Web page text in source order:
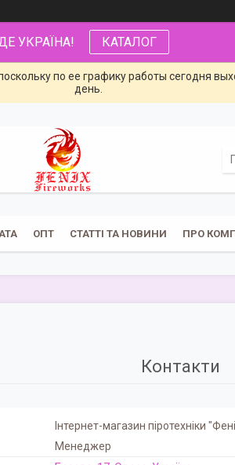
УКРАЇНА! КАТАЛОГ
по ее графику работы сегодня
день.
ОПТ СТАТТІ ТА НОВИНИ ПРО
Контакти
Інтернет-магазин піротехніки
Менеджер